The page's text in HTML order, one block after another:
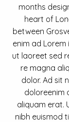
months
heart of
between
enim ad Lorem
ut laoreet sed
re magna
dolor. Ad sit
doloreenim
aliquam erat.
nibh euismod